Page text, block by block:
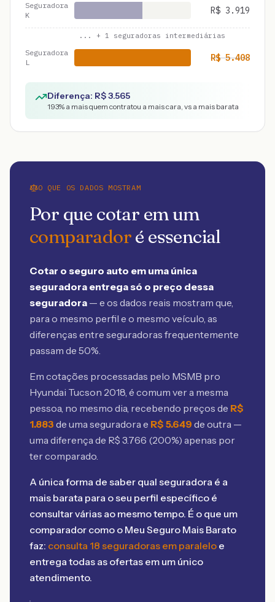
Seguradora
K
R$ 3.919
... + 1 seguradoras intermediárias
Seguradora
L
R$5.408
Diferença: R$3.565
193% a mais quem contratou a mais cara, vs a mais barata
O QUE OS DADOS MOSTRAM
Por que cotar em um
comparadoré essencial
Cotar o seguro auto em uma única
seguradora entrega só o preço dessa
seguradora — e os dados reais mostram que,
para o mesmo perfil e o mesmo veículo, as
diferenças entre seguradoras frequentemente
passam de 50%.
Em cotações processadas pelo MSMB pro
Hyundai Tucson 2018, é comum ver a mesma
pessoa, no mesmo dia, recebendo preços de R$
1.883 de uma seguradora e R$ 5.649 de outra —
uma diferença de R$ 3.766 (200%) apenas por
ter comparado.
A única forma de saber qual seguradora é a
mais barata para o seu perfil específico é
consultar várias ao mesmo tempo. É o que um
comparador como o Meu Seguro Mais Barato
faz: consulta 18 seguradoras em paralelo e
entrega todas as ofertas em um único
atendimento.